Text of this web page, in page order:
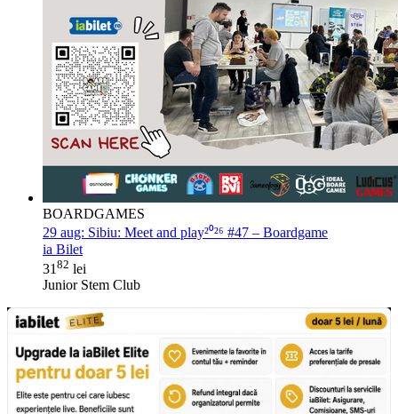
BOARDGAMES
29 aug: Sibiu: Meet and play²⁰²⁶ #47 – Boardgame
ia Bilet
31 82 lei
Junior Stem Club